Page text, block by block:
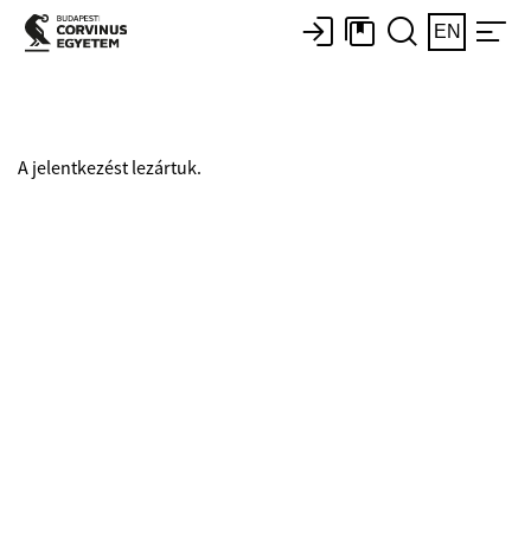
EN
A jelentkezést lezártuk.